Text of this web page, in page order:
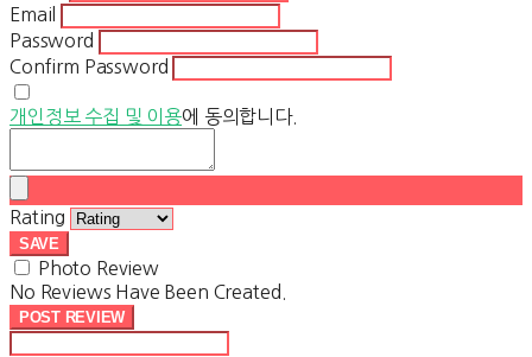
Email
Password
Confirm Password
개인정보 수집 및 이용에 동의합니다.
Rating
SAVE
Photo Review
No Reviews Have Been Created.
POST REVIEW